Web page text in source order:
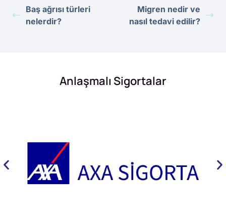
Baş ağrısı türleri
nelerdir?
Migren nedir ve
nasıl tedavi edilir?
Anlaşmalı Sigortalar